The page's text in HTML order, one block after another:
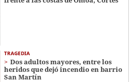
TRAGEDIA
Dos adultos mayores, entre los
heridos que dejó incendio en barrio
San Martín